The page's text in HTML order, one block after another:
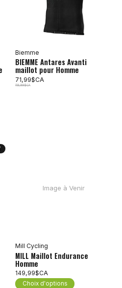
Biemme
BIEMME Antares Avanti
maillot pour Homme
71,99$CA
119,99$CA
Image à Venir
Mill Cycling
MILL Maillot Endurance
Homme
149,99$CA
Choix d'options